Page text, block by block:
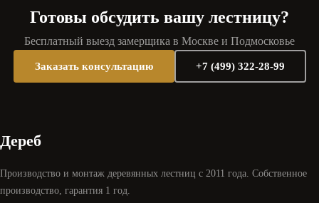
Готовы обсудить вашу лестницу?
Бесплатный выезд замерщика в Москве и Подмосковье
Заказать консультацию +7 (499) 322-28-99
Дереб
Производство и монтаж деревянных лестниц с 2011 года. Собственное
производство, гарантия 1 год.